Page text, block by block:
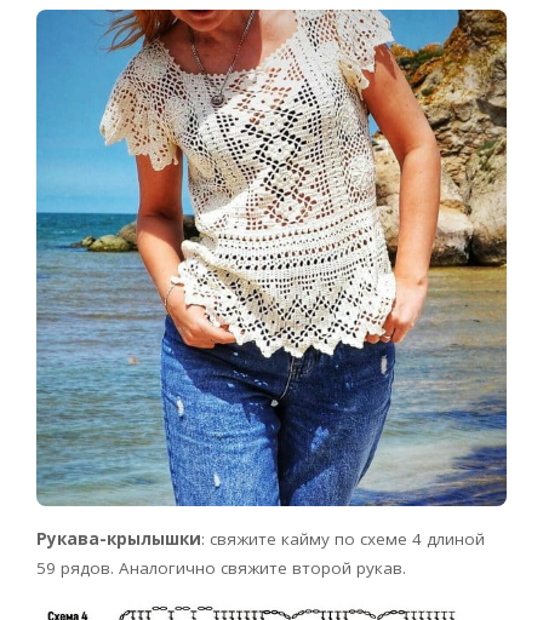
Рукава-крылышки: свяжите кайму по схеме 4 длиной
59 рядов. Аналогично свяжите второй рукав.